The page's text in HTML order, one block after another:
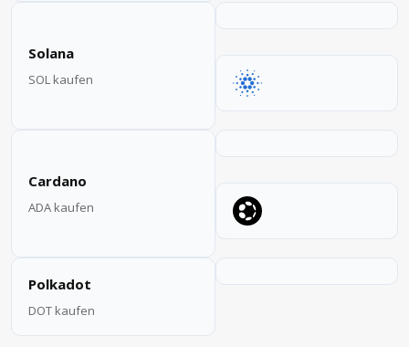
Solana
SOL kaufen
Cardano
ADA kaufen
Polkadot
DOT kaufen